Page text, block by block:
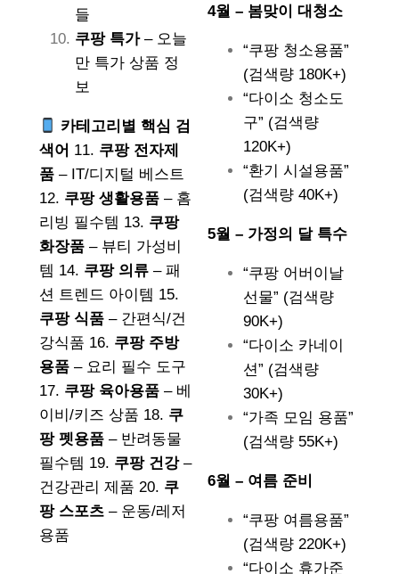
들
쿠팡 특가– 오늘
만 특가 상품 정
보
카테고리별 핵심 검
색어 11. 쿠팡 전자제
품 – IT/디지털 베스트
12. 쿠팡 생활용품 – 홈
리빙 필수템 13. 쿠팡
화장품 – 뷰티 가성비
템 14. 쿠팡 의류 – 패
션 트렌드 아이템 15.
쿠팡 식품 – 간편식/건
강식품 16. 쿠팡 주방
용품 – 요리 필수 도구
17. 쿠팡 육아용품 – 베
이비/키즈 상품 18. 쿠
팡 펫용품 – 반려동물
필수템 19. 쿠팡 건강–
건강관리 제품 20. 쿠
팡 스포츠 – 운동/레저
용품
4월 – 봄맞이 대청소
“쿠팡 청소용품”
(검색량 180K+)
“다이소 청소도
구” (검색량
120K+)
“환기 시설용품”
(검색량 40K+)
5월 – 가정의 달 특수
“쿠팡 어버이날
선물” (검색량
90K+)
“다이소 카네이
션” (검색량
30K+)
“가족 모임 용품”
(검색량 55K+)
6월 – 여름 준비
“쿠팡 여름용품”
(검색량 220K+)
“다이소 휴가준